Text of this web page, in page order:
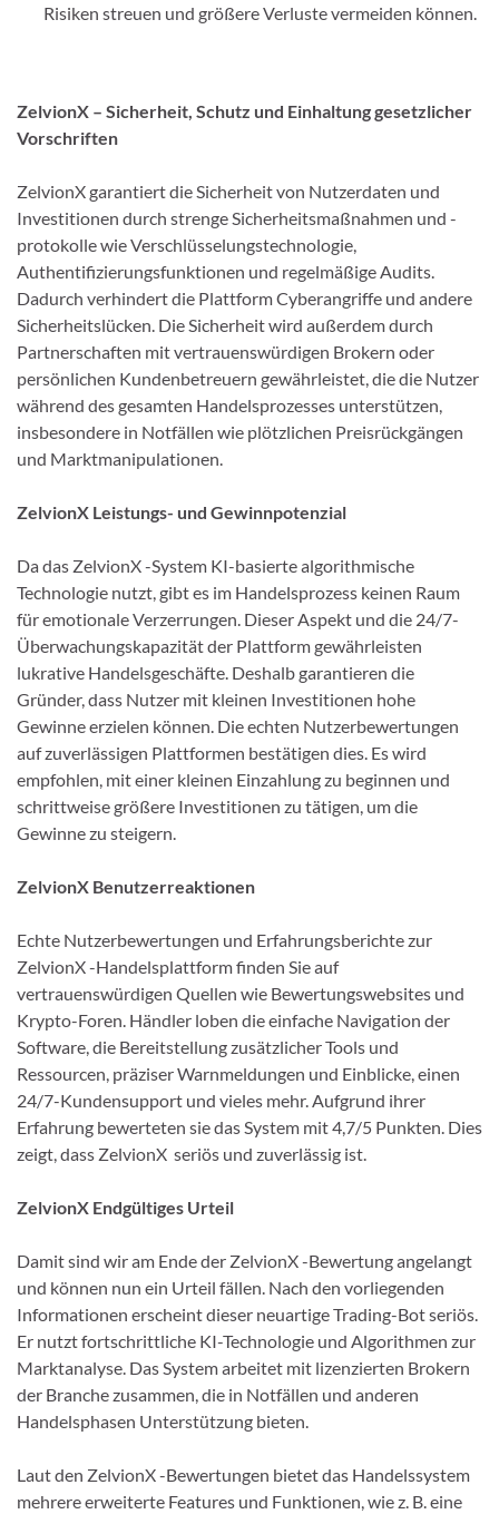
Risiken streuen und größere Verluste vermeiden können.
ZelvionX – Sicherheit, Schutz und Einhaltung gesetzlicher
Vorschriften
ZelvionX garantiert die Sicherheit von Nutzerdaten und
Investitionen durch strenge Sicherheitsmaßnahmen und -
protokolle wie Verschlüsselungstechnologie,
Authentifizierungsfunktionen und regelmäßige Audits.
Dadurch verhindert die Plattform Cyberangriffe und andere
Sicherheitslücken. Die Sicherheit wird außerdem durch
Partnerschaften mit vertrauenswürdigen Brokern oder
persönlichen Kundenbetreuern gewährleistet, die die Nutzer
während des gesamten Handelsprozesses unterstützen,
insbesondere in Notfällen wie plötzlichen Preisrückgängen
und Marktmanipulationen.
ZelvionX Leistungs- und Gewinnpotenzial
Da das ZelvionX -System KI-basierte algorithmische
Technologie nutzt, gibt es im Handelsprozess keinen Raum
für emotionale Verzerrungen. Dieser Aspekt und die 24/7-
Überwachungskapazität der Plattform gewährleisten
lukrative Handelsgeschäfte. Deshalb garantieren die
Gründer, dass Nutzer mit kleinen Investitionen hohe
Gewinne erzielen können. Die echten Nutzerbewertungen
auf zuverlässigen Plattformen bestätigen dies. Es wird
empfohlen, mit einer kleinen Einzahlung zu beginnen und
schrittweise größere Investitionen zu tätigen, um die
Gewinne zu steigern.
ZelvionX Benutzerreaktionen
Echte Nutzerbewertungen und Erfahrungsberichte zur
ZelvionX -Handelsplattform finden Sie auf
vertrauenswürdigen Quellen wie Bewertungswebsites und
Krypto-Foren. Händler loben die einfache Navigation der
Software, die Bereitstellung zusätzlicher Tools und
Ressourcen, präziser Warnmeldungen und Einblicke, einen
24/7-Kundensupport und vieles mehr. Aufgrund ihrer
Erfahrung bewerteten sie das System mit 4,7/5 Punkten. Dies
zeigt, dass ZelvionX seriös und zuverlässig ist.
ZelvionX Endgültiges Urteil
Damit sind wir am Ende der ZelvionX -Bewertung angelangt
und können nun ein Urteil fällen. Nach den vorliegenden
Informationen erscheint dieser neuartige Trading-Bot seriös.
Er nutzt fortschrittliche KI-Technologie und Algorithmen zur
Marktanalyse. Das System arbeitet mit lizenzierten Brokern
der Branche zusammen, die in Notfällen und anderen
Handelsphasen Unterstützung bieten.
Laut den ZelvionX -Bewertungen bietet das Handelssystem
mehrere erweiterte Features und Funktionen, wie z. B. eine